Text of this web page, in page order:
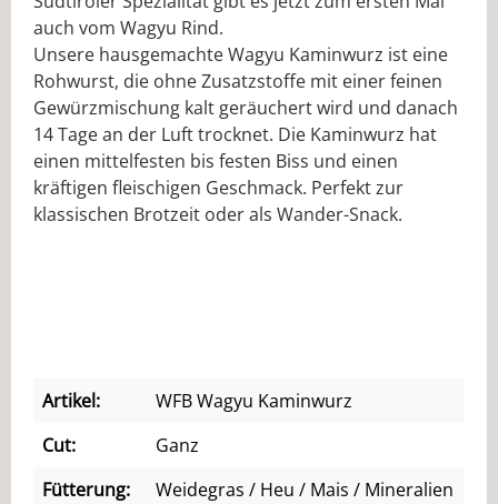
auch vom Wagyu Rind.
Unsere hausgemachte Wagyu Kaminwurz ist eine
Rohwurst, die ohne Zusatzstoffe mit einer feinen
Gewürzmischung kalt geräuchert wird und danach
14 Tage an der Luft trocknet. Die Kaminwurz hat
einen mittelfesten bis festen Biss und einen
kräftigen fleischigen Geschmack. Perfekt zur
klassischen Brotzeit oder als Wander-Snack.
Artikel:
WFB Wagyu Kaminwurz
Cut:
Ganz
Fütterung:
Weidegras / Heu / Mais / Mineralien